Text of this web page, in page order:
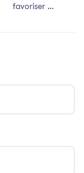
favoriser la